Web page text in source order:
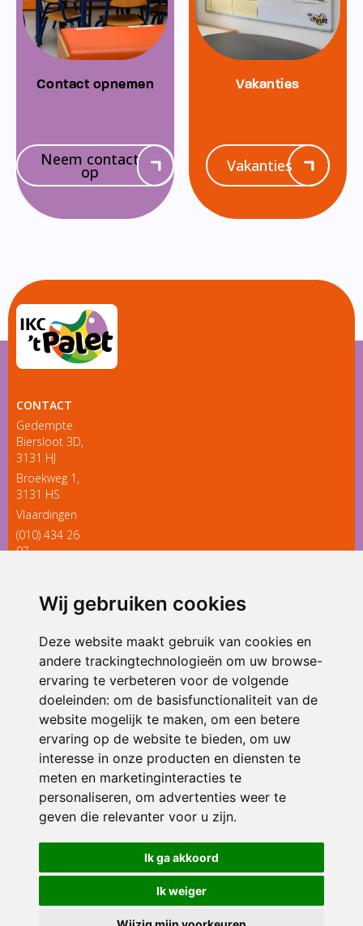
Wij gebruiken cookies
Deze website maakt gebruik van cookies en
andere trackingtechnologieën om uw browse-
ervaring te verbeteren voor de volgende
doeleinden: om de basisfunctionaliteit van de
website mogelijk te maken, om een betere
ervaring op de website te bieden, om uw
interesse in onze producten en diensten te
meten en marketinginteracties te
personaliseren, om advertenties weer te
geven die relevanter voor u zijn.
Ik ga akkoord
Ik weiger
Contact opnemen
Neem contact
op
Vakanties
Vakanties
CONTACT
Gedempte
Biersloot 3D,
3131 HJ
Broekweg 1,
3131 HS
Vlaardingen
(010) 434 26
97
ONDERDEEL VAN
© 2026 IKC ’t Palet | Alle rechten voorbehouden
Privacy policy|Disclaimer| Klachtenregeling|RSIN en Anbi
voorkeuren
Crealisatie The MindOffice